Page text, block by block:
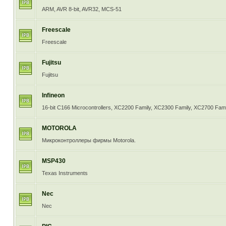
ARM, AVR 8-bit, AVR32, MCS-51
Freescale
Freescale
Fujitsu
Fujitsu
Infineon
16-bit C166 Microcontrollers, XC2200 Family, XC2300 Family, XC2700
MOTOROLA
Микроконтроллеры фирмы Motorola.
MSP430
Texas Instruments
Nec
Nec